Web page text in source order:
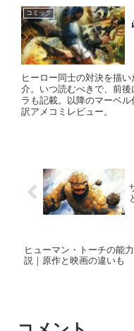
コミック
ヒーロー同士の対決を描
介。いつ読むべきで、前
ラも記載。以降のマーベ
訳アメコミレビュー。
ヒューマン・トーチの能
説｜原作と映画の違いも